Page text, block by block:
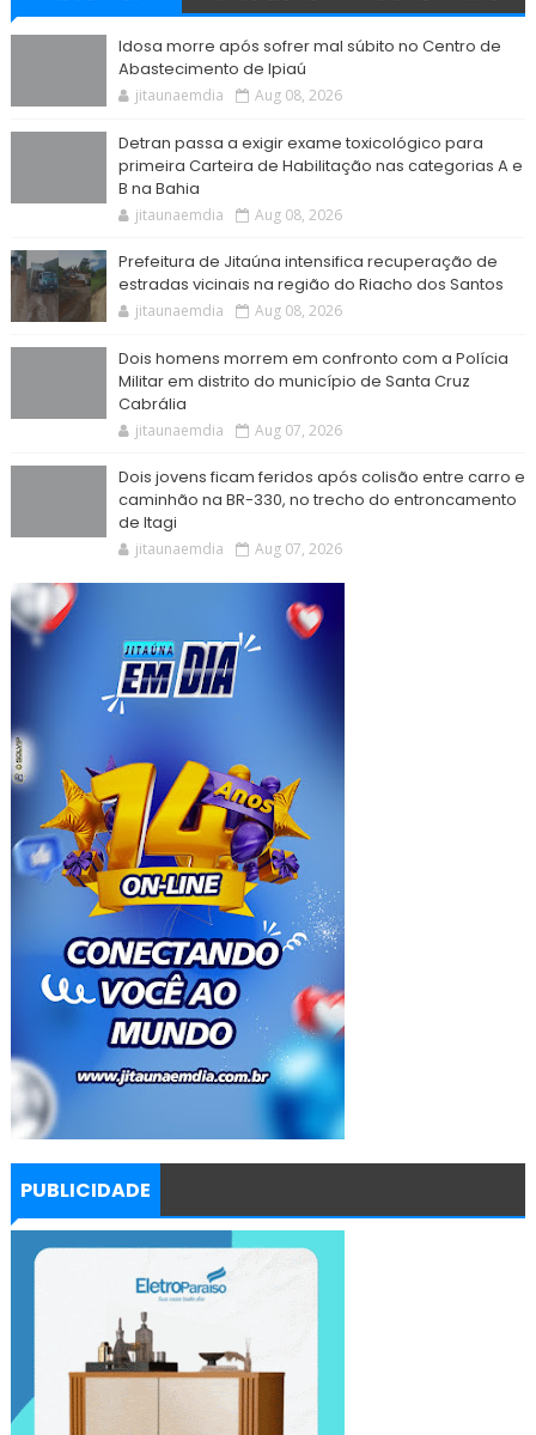
Idosa morre após sofrer mal súbito no Centro de
Abastecimento de Ipiaú
jitaunaemdia Aug 08, 2026
Detran passa a exigir exame toxicológico para
primeira Carteira de Habilitação nas categorias A e
B na Bahia
jitaunaemdia Aug 08, 2026
Prefeitura de Jitaúna intensifica recuperação de
estradas vicinais na região do Riacho dos Santos
jitaunaemdia Aug 08, 2026
Dois homens morrem em confronto com a Polícia
Militar em distrito do município de Santa Cruz
Cabrália
jitaunaemdia Aug 07, 2026
Dois jovens ficam feridos após colisão entre carro e
caminhão na BR-330, no trecho do entroncamento
de Itagi
jitaunaemdia Aug 07, 2026
PUBLICIDADE